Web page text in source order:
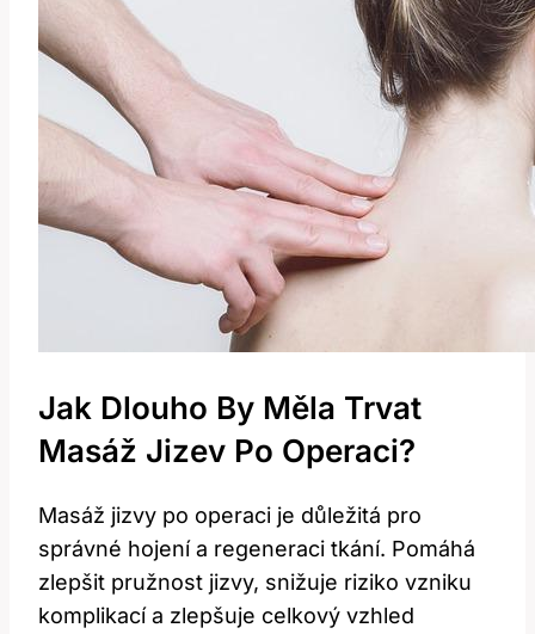
Jak Dlouho By Měla Trvat
Masáž Jizev Po Operaci?
Masáž jizvy po operaci je důležitá pro
správné hojení a regeneraci tkání. Pomáhá
zlepšit pružnost jizvy, snižuje riziko vzniku
komplikací a zlepšuje celkový vzhled